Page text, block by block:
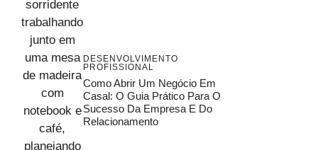
DESENVOLVIMENTO
PROFISSIONAL
Como Abrir Um Negócio Em
Casal: O Guia Prático Para O
Sucesso Da Empresa E Do
Relacionamento